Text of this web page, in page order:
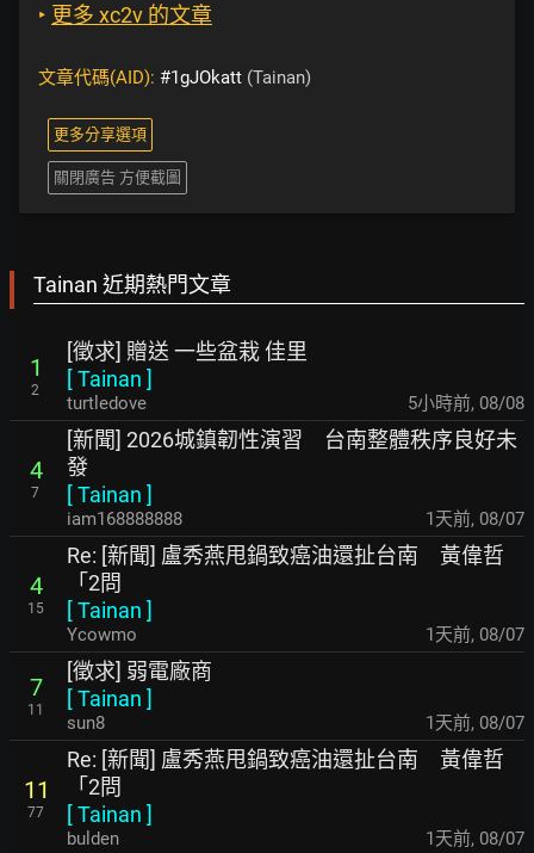
‣ 更多 xc2v 的文章
文章代碼(AID): #1gJOkatt (Tainan)
更多分享選項
關閉廣告 方便截圖
Tainan 近期熱門文章
1
2
[徵求] 贈送 一些盆栽 佳里
[Tainan ]
turtledove 5小時前, 08/08
4
7
[新聞] 2026城鎮韌性演習 台南整體秩序良好未
發
[Tainan ]
iam168888888 1天前, 08/07
4
15
Re: [新聞] 盧秀燕甩鍋致癌油還扯台南 黃偉哲
「2問
[Tainan ]
Ycowmo 1天前, 08/07
7
11
[徵求] 弱電廠商
[Tainan ]
sun8 1天前, 08/07
11
77
Re: [新聞] 盧秀燕甩鍋致癌油還扯台南 黃偉哲
「2問
[Tainan ]
bulden 1天前, 08/07